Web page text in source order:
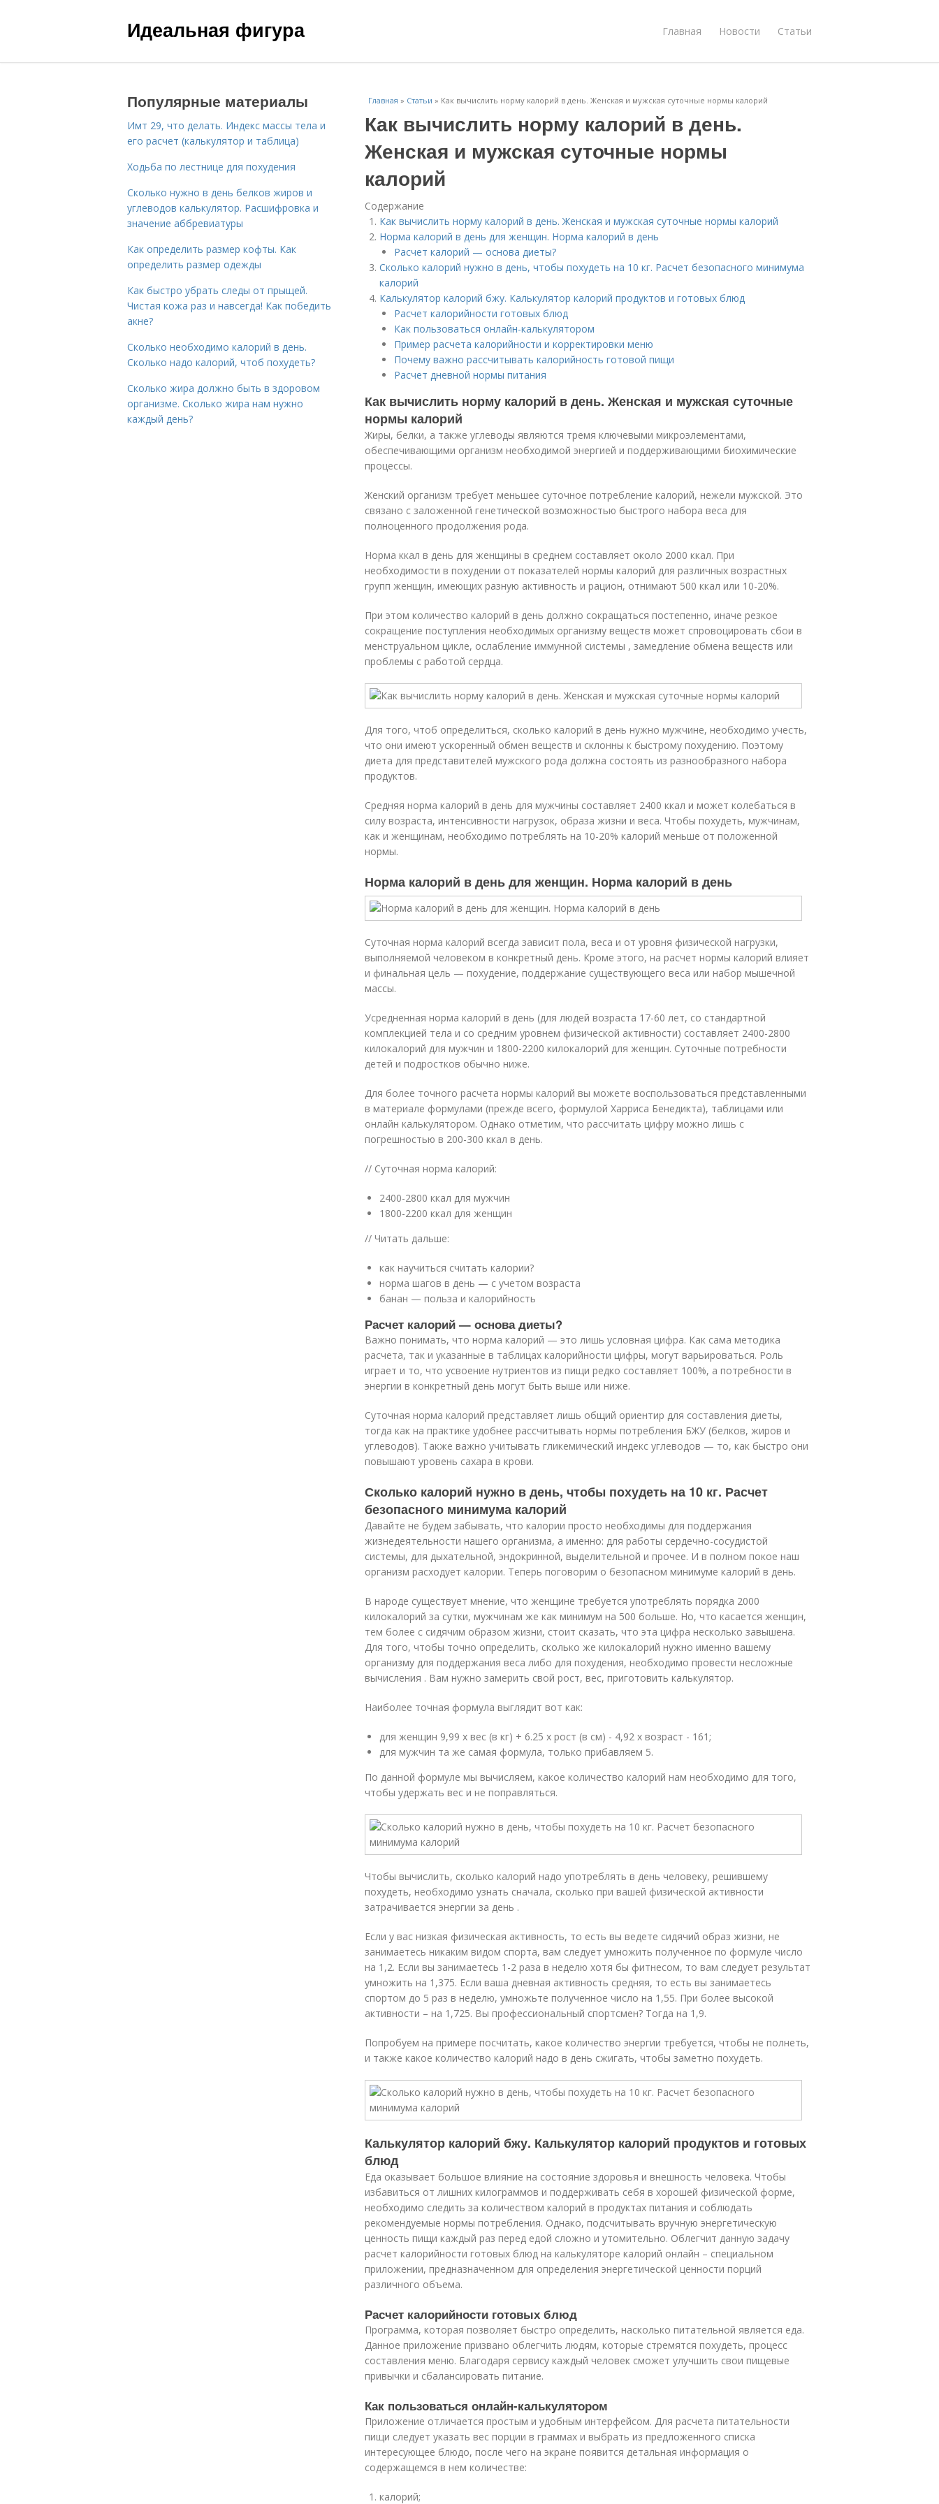
Идеальная фигура Главная Новости Статьи
Главная » Статьи » Как вычислить норму калорий в день. Женская и мужская суточные нормы калорий
Как вычислить норму калорий в день.
Женская и мужская суточные нормы
калорий
Содержание
Как вычислить норму калорий в день. Женская и мужская суточные нормы калорий
Норма калорий в день для женщин. Норма калорий в день
Расчет калорий — основа диеты?
Сколько калорий нужно в день, чтобы похудеть на 10 кг. Расчет безопасного минимума
калорий
Калькулятор калорий бжу. Калькулятор калорий продуктов и готовых блюд
Расчет калорийности готовых блюд
Как пользоваться онлайн-калькулятором
Пример расчета калорийности и корректировки меню
Почему важно рассчитывать калорийность готовой пищи
Расчет дневной нормы питания
Как вычислить норму калорий в день. Женская и мужская суточные
нормы калорий
Жиры, белки, а также углеводы являются тремя ключевыми микроэлементами,
обеспечивающими организм необходимой энергией и поддерживающими биохимические
процессы.
Женский организм требует меньшее суточное потребление калорий, нежели мужской. Это
связано с заложенной генетической возможностью быстрого набора веса для
полноценного продолжения рода.
Норма ккал в день для женщины в среднем составляет около 2000 ккал. При
необходимости в похудении от показателей нормы калорий для различных возрастных
групп женщин, имеющих разную активность и рацион, отнимают 500 ккал или 10-20%.
При этом количество калорий в день должно сокращаться постепенно, иначе резкое
сокращение поступления необходимых организму веществ может спровоцировать сбои в
менструальном цикле, ослабление иммунной системы , замедление обмена веществ или
проблемы с работой сердца.
Для того, чтоб определиться, сколько калорий в день нужно мужчине, необходимо учесть,
что они имеют ускоренный обмен веществ и склонны к быстрому похудению. Поэтому
диета для представителей мужского рода должна состоять из разнообразного набора
продуктов.
Средняя норма калорий в день для мужчины составляет 2400 ккал и может колебаться в
силу возраста, интенсивности нагрузок, образа жизни и веса. Чтобы похудеть, мужчинам,
как и женщинам, необходимо потреблять на 10-20% калорий меньше от положенной
нормы.
Норма калорий в день для женщин. Норма калорий в день
Суточная норма калорий всегда зависит пола, веса и от уровня физической нагрузки,
выполняемой человеком в конкретный день. Кроме этого, на расчет нормы калорий влияет
и финальная цель — похудение, поддержание существующего веса или набор мышечной
массы.
Усредненная норма калорий в день (для людей возраста 17-60 лет, со стандартной
комплекцией тела и со средним уровнем физической активности) составляет 2400-2800
килокалорий для мужчин и 1800-2200 килокалорий для женщин. Суточные потребности
детей и подростков обычно ниже.
Для более точного расчета нормы калорий вы можете воспользоваться представленными
в материале формулами (прежде всего, формулой Харриса Бенедикта), таблицами или
онлайн калькулятором. Однако отметим, что рассчитать цифру можно лишь с
погрешностью в 200-300 ккал в день.
// Суточная норма калорий:
2400-2800 ккал для мужчин
1800-2200 ккал для женщин
// Читать дальше:
как научиться считать калории?
норма шагов в день — с учетом возраста
банан — польза и калорийность
Расчет калорий — основа диеты?
Важно понимать, что норма калорий — это лишь условная цифра. Как сама методика
расчета, так и указанные в таблицах калорийности цифры, могут варьироваться. Роль
играет и то, что усвоение нутриентов из пищи редко составляет 100%, а потребности в
энергии в конкретный день могут быть выше или ниже.
Суточная норма калорий представляет лишь общий ориентир для составления диеты,
тогда как на практике удобнее рассчитывать нормы потребления БЖУ (белков, жиров и
углеводов). Также важно учитывать гликемический индекс углеводов — то, как быстро они
повышают уровень сахара в крови.
Сколько калорий нужно в день, чтобы похудеть на 10 кг. Расчет
безопасного минимума калорий
Давайте не будем забывать, что калории просто необходимы для поддержания
жизнедеятельности нашего организма, а именно: для работы сердечно-сосудистой
системы, для дыхательной, эндокринной, выделительной и прочее. И в полном покое наш
организм расходует калории. Теперь поговорим о безопасном минимуме калорий в день.
В народе существует мнение, что женщине требуется употреблять порядка 2000
килокалорий за сутки, мужчинам же как минимум на 500 больше. Но, что касается женщин,
тем более с сидячим образом жизни, стоит сказать, что эта цифра несколько завышена.
Для того, чтобы точно определить, сколько же килокалорий нужно именно вашему
организму для поддержания веса либо для похудения, необходимо провести несложные
вычисления . Вам нужно замерить свой рост, вес, приготовить калькулятор.
Наиболее точная формула выглядит вот как:
для женщин 9,99 х вес (в кг) + 6.25 х рост (в см) - 4,92 х возраст - 161;
для мужчин та же самая формула, только прибавляем 5.
По данной формуле мы вычисляем, какое количество калорий нам необходимо для того,
чтобы удержать вес и не поправляться.
Чтобы вычислить, сколько калорий надо употреблять в день человеку, решившему
похудеть, необходимо узнать сначала, сколько при вашей физической активности
затрачивается энергии за день .
Если у вас низкая физическая активность, то есть вы ведете сидячий образ жизни, не
занимаетесь никаким видом спорта, вам следует умножить полученное по формуле число
на 1,2. Если вы занимаетесь 1-2 раза в неделю хотя бы фитнесом, то вам следует результат
умножить на 1,375. Если ваша дневная активность средняя, то есть вы занимаетесь
спортом до 5 раз в неделю, умножьте полученное число на 1,55. При более высокой
активности – на 1,725. Вы профессиональный спортсмен? Тогда на 1,9.
Попробуем на примере посчитать, какое количество энергии требуется, чтобы не полнеть,
и также какое количество калорий надо в день сжигать, чтобы заметно похудеть.
Калькулятор калорий бжу. Калькулятор калорий продуктов и готовых
блюд
Еда оказывает большое влияние на состояние здоровья и внешность человека. Чтобы
избавиться от лишних килограммов и поддерживать себя в хорошей физической форме,
необходимо следить за количеством калорий в продуктах питания и соблюдать
рекомендуемые нормы потребления. Однако, подсчитывать вручную энергетическую
ценность пищи каждый раз перед едой сложно и утомительно. Облегчит данную задачу
расчет калорийности готовых блюд на калькуляторе калорий онлайн – специальном
приложении, предназначенном для определения энергетической ценности порций
различного объема.
Расчет калорийности готовых блюд
Программа, которая позволяет быстро определить, насколько питательной является еда.
Данное приложение призвано облегчить людям, которые стремятся похудеть, процесс
составления меню. Благодаря сервису каждый человек сможет улучшить свои пищевые
привычки и сбалансировать питание.
Как пользоваться онлайн-калькулятором
Приложение отличается простым и удобным интерфейсом. Для расчета питательности
пищи следует указать вес порции в граммах и выбрать из предложенного списка
интересующее блюдо, после чего на экране появится детальная информация о
содержащемся в нем количестве:
калорий;
Популярные материалы
Имт 29, что делать. Индекс массы тела и
его расчет (калькулятор и таблица)
Ходьба по лестнице для похудения
Сколько нужно в день белков жиров и
углеводов калькулятор. Расшифровка и
значение аббревиатуры
Как определить размер кофты. Как
определить размер одежды
Как быстро убрать следы от прыщей.
Чистая кожа раз и навсегда! Как победить
акне?
Сколько необходимо калорий в день.
Сколько надо калорий, чтоб похудеть?
Сколько жира должно быть в здоровом
организме. Сколько жира нам нужно
каждый день?